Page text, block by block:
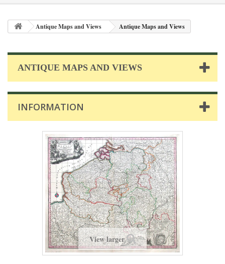
Antique Maps and Views Antique Maps and Views
ANTIQUE MAPS AND VIEWS
INFORMATION
View larger